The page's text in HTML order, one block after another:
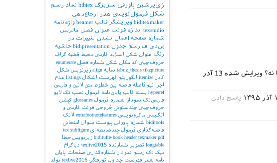
ویرایش شده
13 آذر
زی‌پرشین پاورقی سربرگ bibtex نماد رسم
شکل فرمول‌نویسی هدر
ارجاع‌دهی
biditexmaker ویرایشگر قالب beamer واژه‌نامه
texstudio اندازه فونت عنوان فصل ماتریس
شماره صفحه اعمال نشدن تغییرات در
پی‌دی‌اف رسم جدول bidipresentation حاشیه
رنگ عنوان شکل اسلاید فارسی محیط قضیه گراف
حروف‌چینی کد مکان شکل شماره فصل enumerate
tabriz_thesis tikzpicture نمایه align زیرنویس شکل
کادر
itemize الگوریتم فهرست اشکال listings عدم
اجرا
نیم‌فاصله فاصله بین خطوط متن لاتین و فارسی
hyperref بسته قالب پایان‌نامه فرمول نصب تک‌لایو
فارسی‌تک نمودار شماره فرمول glossaries کپشن
حروف‌چینی چندستونی خروجی فونت فارسی و
انگلیسی ماکرونویسی extrafootnotefeatures لاتک
biditools شماره پاورقی پیوست‌ سوال امتحانی
فاصله‌گذاری فرمول چندضابطه‌ای tex subfigure
biditufte-book header texmaker pdf زیرنویس خطا
longtable تصویر شمارنده texlive2015 دیاگرام
میک‌تک رسم نمودار شماره‌گذاری صفحات پایان
نامه شعر فهرست جداول تورفتگی texlive2016 بولد